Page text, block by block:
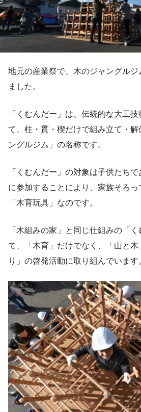
地元の産業祭で、木のジャングル
ました。
「くむんだー」は、伝統的な大工
て、柱・貫・楔だけで組み立て・
ングルジム」の名称です。
「くむんだー」の対象は子供たち
に参加することにより、家族そろ
「木育玩具」なのです。
「木組みの家」と同じ仕組みの「
て、「木育」だけでなく、「山と
り」の啓発活動に取り組んでいます